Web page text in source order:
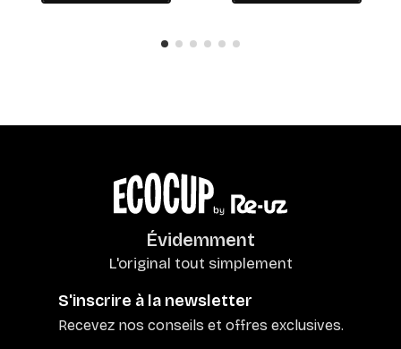
Évidemment
L'original tout simplement
S'inscrire à la newsletter
Recevez nos conseils et offres exclusives.